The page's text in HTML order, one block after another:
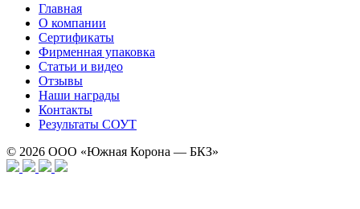
Главная
О компании
Сертификаты
Фирменная упаковка
Статьи и видео
Отзывы
Наши награды
Контакты
Результаты СОУТ
© 2026 ООО «Южная Корона — БКЗ»